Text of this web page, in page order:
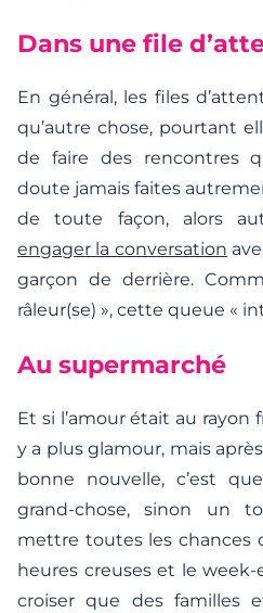
Dans une file
En général, les files
qu’autre chose, pourtant
de faire des rencontres
doute jamais faites
de toute façon, alors
engager la conversation
garçon de derrière.
râleur(se) », cette queue «
Au supermarché
Et si l’amour était au rayon
y a plus glamour, mais
bonne nouvelle, c’est
grand-chose, sinon un
mettre toutes les chances
heures creuses et le
croiser que des familles